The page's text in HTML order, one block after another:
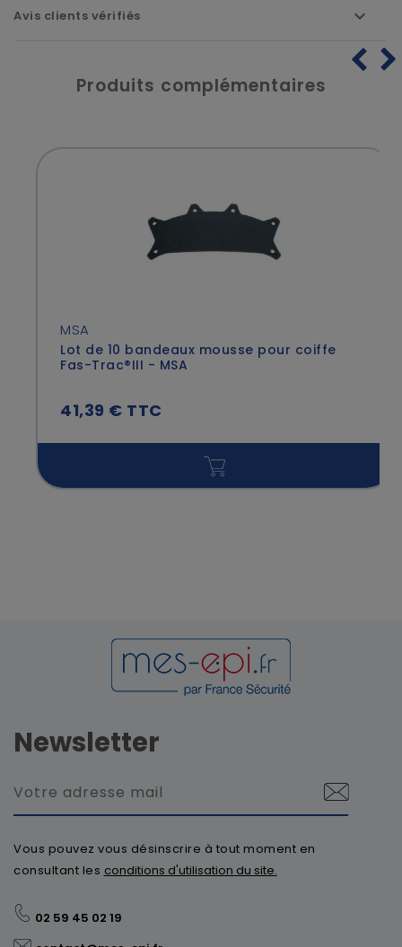
Avis clients vérifiés
Produits complémentaires
MSA
Lot de 10 bandeaux mousse pour coiffe
Fas-Trac®III - MSA
41,39 € TTC
Newsletter
Vous pouvez vous désinscrire à tout moment en
consultant les conditions d'utilisation du site.
02 59 45 02 19